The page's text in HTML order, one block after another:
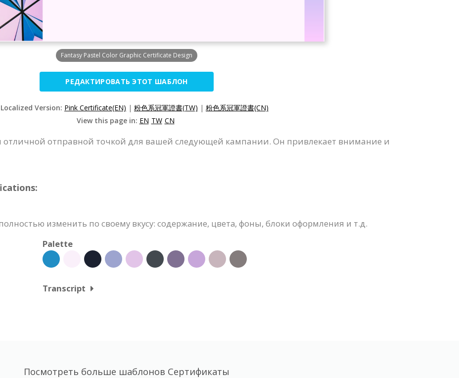
Fantasy Pastel Color Graphic Certificate Design
РЕДАКТИРОВАТЬ ЭТОТ ШАБЛОН
Version: Pink Certificate(EN) | 粉色系冠軍證書(TW) | 粉色系冠軍證書(CN)
View this page in: EN TW CN
отличной отправной точкой для вашей следующей кампании. Он привлекает внимание и
изменить по своему вкусу: содержание, цвета, фоны, блоки оформления и т.д.
Palette
Transcript
Посмотреть больше шаблонов Сертификаты